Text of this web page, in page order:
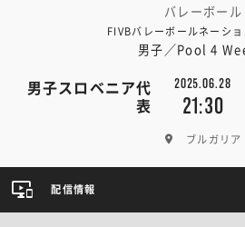
バレーボール
FIVBバレーボールネーシ
男子／Pool 4
男子スロベニア代
表
2025.06.28
21:30
ブルガリア
配信情報